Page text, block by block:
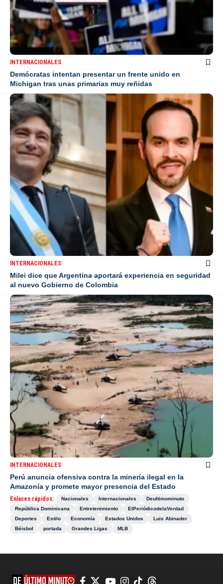
INTERNACIONALES
Demócratas intentan presentar un frente unido en
Michigan tras unas primarias muy reñidas
INTERNACIONALES
Milei dice que Argentina aportará experiencia en seguridad
al nuevo Gobierno de Colombia
INTERNACIONALES
Perú anuncia ofensiva contra la minería ilegal en la
Amazonía y promete mayor presencia del Estado
Enlaces rápidos: Nacionales Internacionales
Deultimominuto
República Dominicana
Entretenimiento
ElPeriódicodelaVerdad
Deportes
Estilo Economía Estados Unidos
Luis Abinader
Béisbol
portada Grandes Ligas MLB